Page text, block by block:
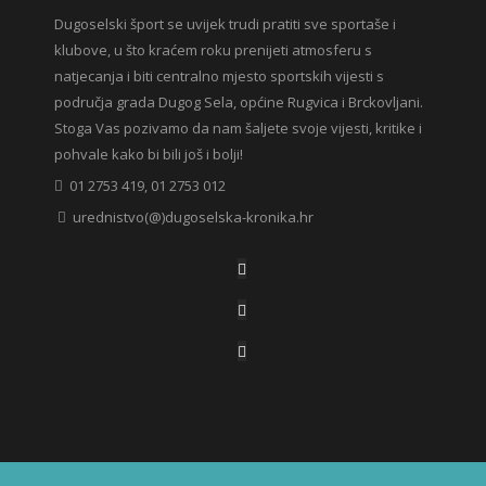
Dugoselski šport se uvijek trudi pratiti sve sportaše i
klubove, u što kraćem roku prenijeti atmosferu s
natjecanja i biti centralno mjesto sportskih vijesti s
područja grada Dugog Sela, općine Rugvica i Brckovljani.
Stoga Vas pozivamo da nam šaljete svoje vijesti, kritike i
pohvale kako bi bili još i bolji!
01 2753 419, 01 2753 012
urednistvo(@)dugoselska-kronika.hr